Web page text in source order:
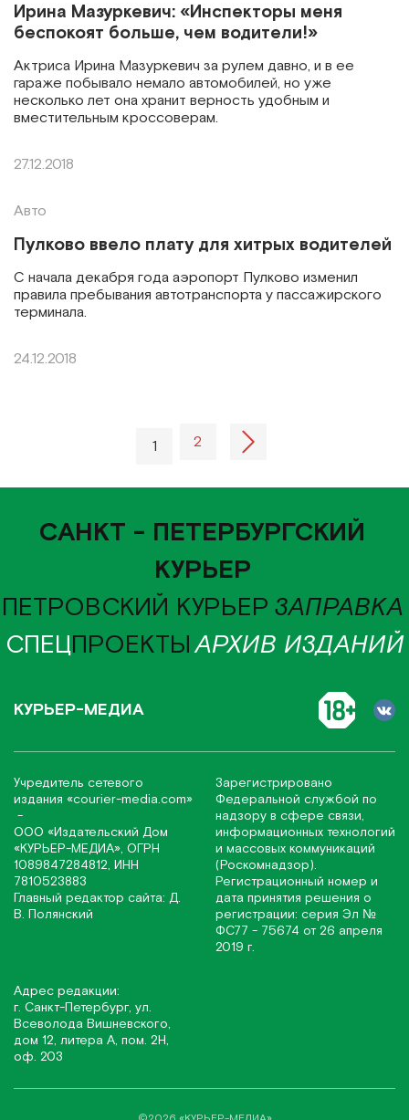
Ирина Мазуркевич: «Инспекторы меня
беспокоят больше, чем водители!»
Актриса Ирина Мазуркевич за рулем давно, и в ее
гараже побывало немало автомобилей, но уже
несколько лет она хранит верность удобным и
вместительным кроссоверам.
27.12.2018
Авто
Пулково ввело плату для хитрых водителей
С начала декабря года аэропорт Пулково изменил
правила пребывания автотранспорта у пассажирского
терминала.
24.12.2018
1 2
САНКТ - ПЕТЕРБУРГСКИЙ
КУРЬЕР
ПЕТРОВСКИЙ КУРЬЕР ЗАПРАВКА
СПЕЦПРОЕКТЫАРХИВ ИЗДАНИЙ
КУРЬЕР-МЕДИА
Учредитель сетевого
издания «соurier-media.com»
-
ООО «Издательский Дом
«КУРЬЕР-МЕДИА», ОГРН
1089847284812, ИНН
7810523883
Главный редактор сайта: Д.
В. Полянский
Зарегистрировано
Федеральной службой по
надзору в сфере связи,
информационных технологий
и массовых коммуникаций
(Роскомнадзор).
Регистрационный номер и
дата принятия решения о
регистрации: серия Эл №
ФС77 - 75674 от 26 апреля
2019 г.
Адрес редакции:
г. Санкт-Петербург, ул.
Всеволода Вишневского,
дом 12, литера А, пом. 2Н,
оф. 203